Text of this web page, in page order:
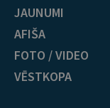
JAUNUMI
AFIŠA
FOTO / VIDEO
VĒSTKOPA